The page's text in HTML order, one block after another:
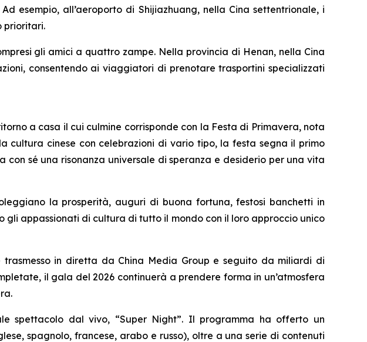
esempio, all’aeroporto di Shijiazhuang, nella Cina settentrionale, i
prioritari.
gli amici a quattro zampe. Nella provincia di Henan, nella Cina
consentendo ai viaggiatori di prenotare trasportini specializzati
a casa il cui culmine corrisponde con la Festa di Primavera, nota
cultura cinese con celebrazioni di vario tipo, la festa segna il primo
sé una risonanza universale di speranza e desiderio per una vita
la prosperità, auguri di buona fortuna, festosi banchetti in
appassionati di cultura di tutto il mondo con il loro approccio unico
in diretta da China Media Group e seguito da miliardi di
il gala del 2026 continuerà a prendere forma in un’atmosfera
spettacolo dal vivo, “Super Night”. Il programma ha offerto un
spagnolo, francese, arabo e russo), oltre a una serie di contenuti